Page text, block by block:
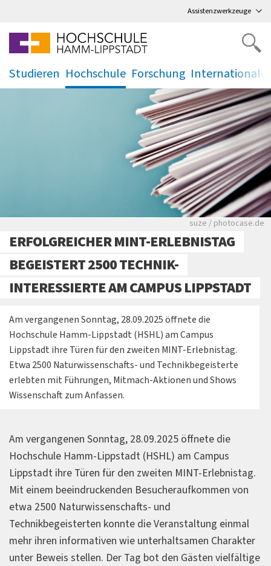
Assistenzwerkzeuge
Studieren
.
Hochschule
.
Forschung
. .
Viele Zeitungen.
suze / photocase.de
ERFOLGREICHER MINT-ERLEBNISTAG
BEGEISTERT 2500 TECHNIK-
INTERESSIERTE AM CAMPUS LIPPSTADT
Am vergangenen Sonntag, 28.09.2025 öffnete die
Hochschule Hamm-Lippstadt (HSHL) am Campus
Lippstadt ihre Türen für den zweiten MINT-Erlebnistag.
Etwa 2500 Naturwissenschafts- und Technikbegeisterte
erlebten mit Führungen, Mitmach-Aktionen und Shows
Wissenschaft zum Anfassen.
Am vergangenen Sonntag, 28.09.2025 öffnete die
Hochschule Hamm-Lippstadt (HSHL) am Campus
Lippstadt ihre Türen für den zweiten MINT-Erlebnistag.
Mit einem beeindruckenden Besucheraufkommen von
etwa 2500 Naturwissenschafts- und
Technikbegeisterten konnte die Veranstaltung einmal
mehr ihren informativen wie unterhaltsamen Charakter
unter Beweis stellen. Der Tag bot den Gästen vielfältige